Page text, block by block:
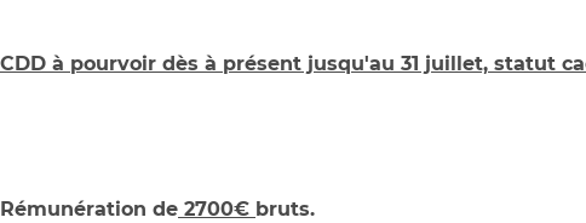
CDD à pourvoir dès à présent jusqu'au 31 juillet, statut
Rémunération de 2700€ bruts.